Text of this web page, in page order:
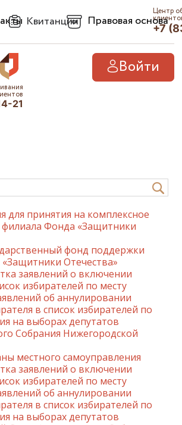
Квитанции Правовая основа
Центр
+7
Войти
21
для принятия на комплексное
Фонда «Защитники
фонд поддержки
Отечества»
заявлений о включении
избирателей по месту
об аннулировании
в список избирателей по
на выборах депутатов
Собрания Нижегородской
местного самоуправления
заявлений о включении
избирателей по месту
об аннулировании
в список избирателей по
на выборах депутатов